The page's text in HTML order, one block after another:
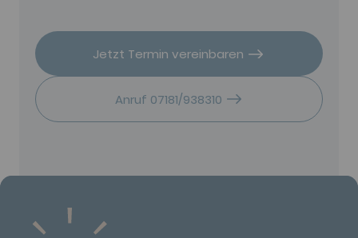
Jetzt Termin vereinbaren
Anruf 07181/938310